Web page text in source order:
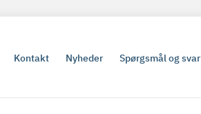
Kontakt Nyheder Spørgsmål og svar